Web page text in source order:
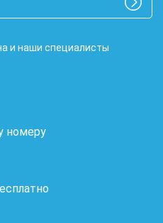
и наши специалисты
номеру